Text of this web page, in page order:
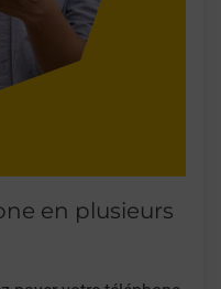
en plusieurs